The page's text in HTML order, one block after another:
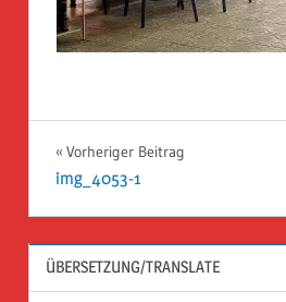
Beitragsnavigation
Vorheriger Beitrag
img_4053-1
ÜBERSETZUNG/TRANSLATE